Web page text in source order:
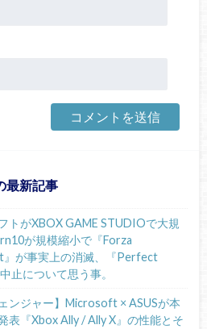
最新記事
トがXBOX GAME STUDIOで大規
が規模縮小で『Forza
が事実上の消滅、『Perfect
止について思う事。
ェンジャー】Microsoft × ASUSが本
表『Xbox Ally / Ally X』の性能とそ